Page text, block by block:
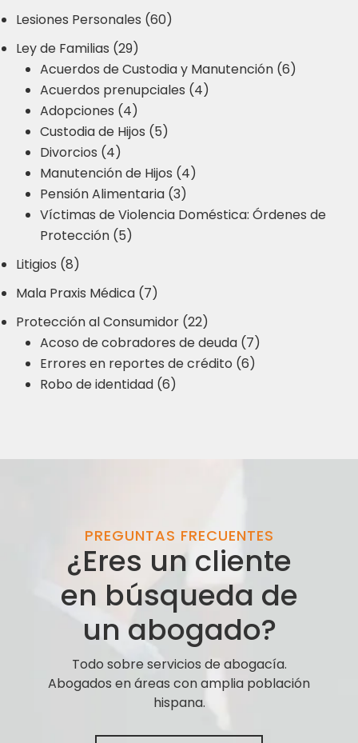
Lesiones Personales (60)
Ley de Familias (29)
Acuerdos de Custodia y Manutención (6)
Acuerdos prenupciales (4)
Adopciones (4)
Custodia de Hijos (5)
Divorcios (4)
Manutención de Hijos (4)
Pensión Alimentaria (3)
Víctimas de Violencia Doméstica: Órdenes de
Protección (5)
Litigios (8)
Mala Praxis Médica (7)
Protección al Consumidor (22)
Acoso de cobradores de deuda (7)
Errores en reportes de crédito (6)
Robo de identidad (6)
PREGUNTAS FRECUENTES
¿Eres un cliente
en búsqueda de
un abogado?
Todo sobre servicios de abogacía.
Abogados en áreas con amplia población
hispana.